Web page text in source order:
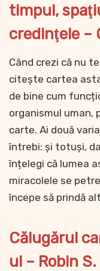
timpul,
credinţele –
Când crezi că nu
citește cartea
de bine cum
organismul uman,
carte. Ai două
întrebi: și totuși,
înțelegi că lumea
miracolele se
începe să prindă
Călugărul
ul – Robin